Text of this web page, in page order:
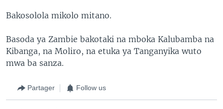
Bakosolola mikolo mitano.
Basoda ya Zambie bakotaki na mboka Kalubamba na
Kibanga, na Moliro, na etuka ya Tanganyika wuto
mwa ba sanza.
Partager Follow us